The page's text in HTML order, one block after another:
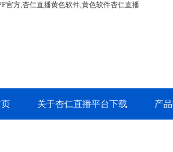
官方,杏仁直播黄色软件,黄色软件杏仁直播
关于杏仁直播平台下载 产